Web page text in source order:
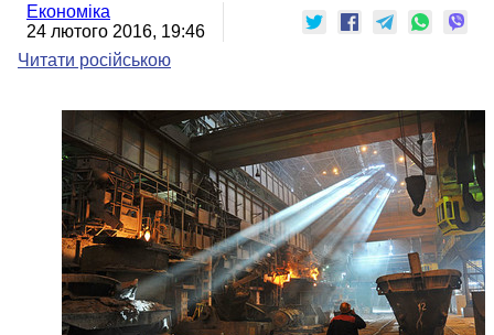
Економіка
24 лютого 2016, 19:46
Читати російською